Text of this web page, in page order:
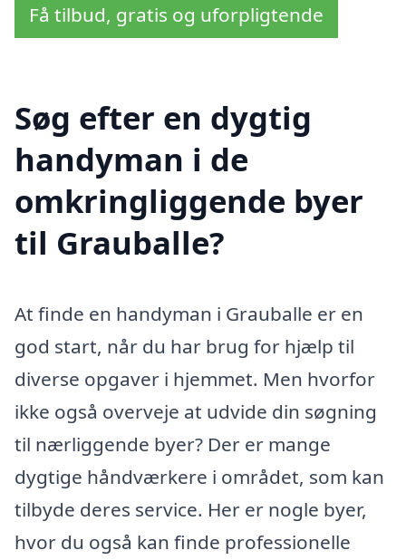
Få tilbud, gratis og uforpligtende
Søg efter en dygtig
handyman i de
omkringliggende byer
til Grauballe?
At finde en handyman i Grauballe er en
god start, når du har brug for hjælp til
diverse opgaver i hjemmet. Men hvorfor
ikke også overveje at udvide din søgning
til nærliggende byer? Der er mange
dygtige håndværkere i området, som kan
tilbyde deres service. Her er nogle byer,
hvor du også kan finde professionelle